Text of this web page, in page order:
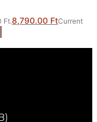
Ft.8,790.00 FtCurrent